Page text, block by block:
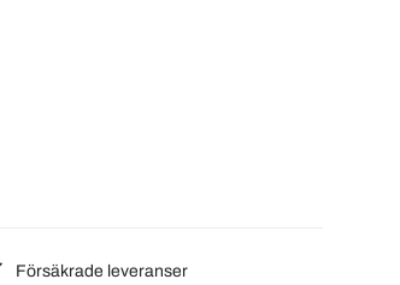
Försäkrade leveranser